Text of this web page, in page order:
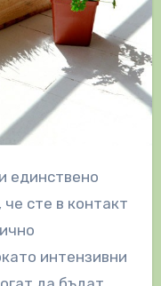
сте в контакт
интензивни